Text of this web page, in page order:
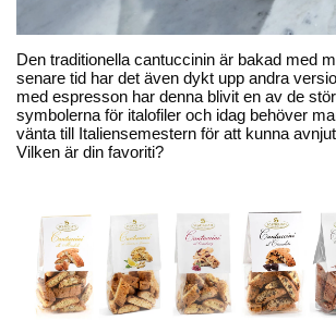
Den traditionella cantuccinin är bakad med
senare tid har det även dykt upp andra
med espresson har denna blivit en av de
symbolerna för italofiler och idag behöver
vänta till Italiensemestern för att kunna
Vilken är din favoriti?
Beriksson AB
Montörvägen 2​
461 37 Trollhättan
Hjälp
Bli återförsäljare
FAQ